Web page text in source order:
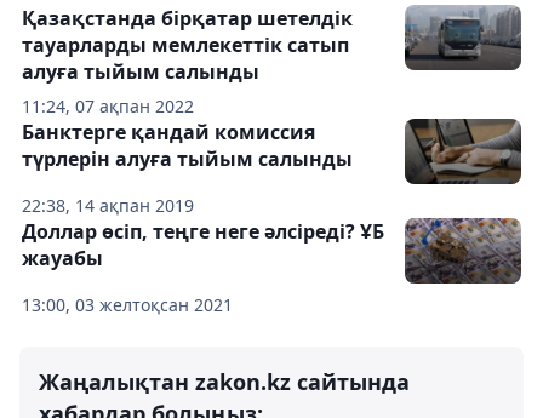
11:24, 07 ақпан 2022
Қазақстанда бірқатар шетелдік
тауарларды мемлекеттік сатып
алуға тыйым салынды
22:38, 14 ақпан 2019
Банктерге қандай комиссия
түрлерін алуға тыйым салынды
13:00, 03 желтоқсан 2021
Доллар өсіп, теңге неге әлсіреді? ҰБ
жауабы
Жаңалықтан zakon.kz сайтында